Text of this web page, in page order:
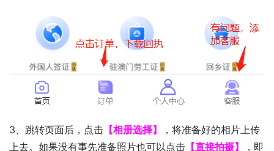
3、跳转页面后，点击 【相册选择】
，将准备好的相片上传
上去。如果没有事先准备照片也可以点击 【直接拍摄】 ，即